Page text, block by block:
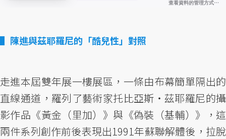
陳進與茲耶羅尼的「酷兒性」對照
走進本屆雙年展一樓展區，一條由布幕簡單隔出的
直線通道，羅列了藝術家托比亞斯・茲耶羅尼的攝
影作品《黃金（里加）》與《偽裝（基輔）》，這
兩件系列創作前後表現出1991年蘇聯解體後，拉脫